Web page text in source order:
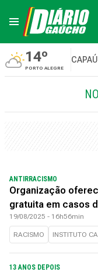
14º
PORTO ALEGRE
CAPA
ANTIRRACISMO
Organização
gratuita em casos
19/08/2025 - 16h56min
RACISMO INSTITUTO
13 ANOS DEPOIS